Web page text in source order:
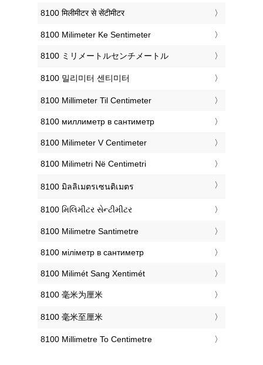
‎8100 मिलीमीटर से सेंटीमीटर
‎8100 Milimeter Ke Sentimeter
‎8100 ミリメートルセンチメートル
‎8100 밀리미터 센티미터
‎8100 Millimeter Til Centimeter
‎8100 миллиметр в сантиметр
‎8100 Milimeter V Centimeter
‎8100 Milimetri Në Centimetri
‎8100 มิลลิเมตรเซนติเมตร
‎8100 મિલિમીટર સેન્ટીમીટર
‎8100 Milimetre Santimetre
‎8100 міліметр в сантиметр
‎8100 Milimét Sang Xentimét
‎8100 毫米为厘米
‎8100 毫米至厘米
‎8100 Millimetre To Centimetre